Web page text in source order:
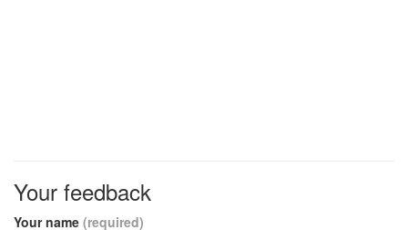
Your feedback
Your name (required)